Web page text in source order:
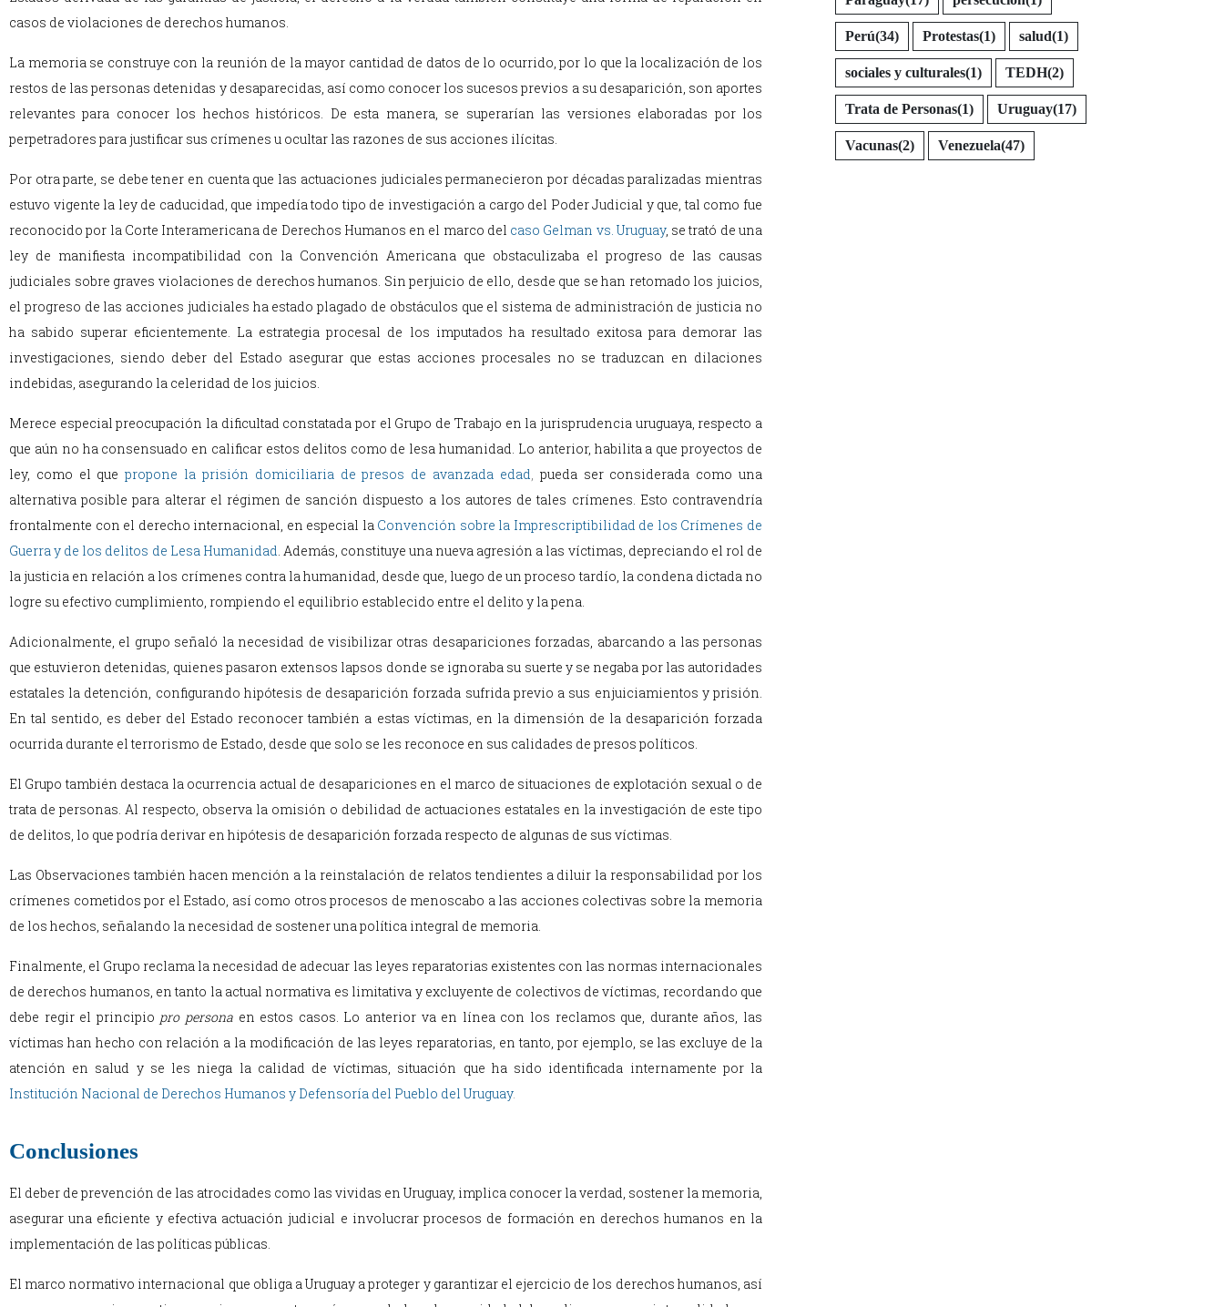
casos de violaciones de derechos humanos.
La memoria se construye con la reunión de la mayor cantidad de datos de lo ocurrido, por lo que la localización de los
restos de las personas detenidas y desaparecidas, así como conocer los sucesos previos a su desaparición, son aportes
relevantes para conocer los hechos históricos. De esta manera, se superarían las versiones elaboradas por los
perpetradores para justificar sus crímenes u ocultar las razones de sus acciones ilícitas.
Por otra parte, se debe tener en cuenta que las actuaciones judiciales permanecieron por décadas paralizadas mientras
estuvo vigente la ley de caducidad, que impedía todo tipo de investigación a cargo del Poder Judicial y que, tal como fue
reconocido por la Corte Interamericana de Derechos Humanos en el marco del caso Gelman vs. Uruguay, se trató de una
ley de manifiesta incompatibilidad con la Convención Americana que obstaculizaba el progreso de las causas
judiciales sobre graves violaciones de derechos humanos. Sin perjuicio de ello, desde que se han retomado los juicios,
el progreso de las acciones judiciales ha estado plagado de obstáculos que el sistema de administración de justicia no
ha sabido superar eficientemente. La estrategia procesal de los imputados ha resultado exitosa para demorar las
investigaciones, siendo deber del Estado asegurar que estas acciones procesales no se traduzcan en dilaciones
indebidas, asegurando la celeridad de los juicios.
Merece especial preocupación la dificultad constatada por el Grupo de Trabajo en la jurisprudencia uruguaya, respecto a
que aún no ha consensuado en calificar estos delitos como de lesa humanidad. Lo anterior, habilita a que proyectos de
ley, como el que propone la prisión domiciliaria de presos de avanzada edad
pueda ser considerada como una
alternativa posible para alterar el régimen de sanción dispuesto a los autores de tales crímenes. Esto contravendría
frontalmente con el derecho internacional, en especial la Convención sobre la Imprescriptibilidad de los Crímenes de
Guerra y de los delitos de Lesa Humanidad . Además, constituye una nueva agresión a las víctimas, depreciando el rol de
la justicia en relación a los crímenes contra la humanidad, desde que, luego de un proceso tardío, la condena dictada no
logre su efectivo cumplimiento, rompiendo el equilibrio establecido entre el delito y la pena.
Adicionalmente, el grupo señaló la necesidad de visibilizar otras desapariciones forzadas, abarcando a las personas
que estuvieron detenidas, quienes pasaron extensos lapsos donde se ignoraba su suerte y se negaba por las autoridades
estatales la detención, configurando hipótesis de desaparición forzada sufrida previo a sus enjuiciamientos y prisión.
En tal sentido, es deber del Estado reconocer también a estas víctimas, en la dimensión de la desaparición forzada
ocurrida durante el terrorismo de Estado, desde que solo se les reconoce en sus calidades de presos políticos.
El Grupo también destaca la ocurrencia actual de desapariciones en el marco de situaciones de explotación sexual o de
trata de personas. Al respecto, observa la omisión o debilidad de actuaciones estatales en la investigación de este tipo
de delitos, lo que podría derivar en hipótesis de desaparición forzada respecto de algunas de sus víctimas.
Las Observaciones también hacen mención a la reinstalación de relatos tendientes a diluir la responsabilidad por los
crímenes cometidos por el Estado, así como otros procesos de menoscabo a las acciones colectivas sobre la memoria
de los hechos, señalando la necesidad de sostener una política integral de memoria.
Finalmente, el Grupo reclama la necesidad de adecuar las leyes reparatorias existentes con las normas internacionales
de derechos humanos, en tanto la actual normativa es limitativa y excluyente de colectivos de víctimas, recordando que
debe regir el principio pro persona en estos casos. Lo anterior va en línea con los reclamos que, durante años, las
víctimas han hecho con relación a la modificación de las leyes reparatorias, en tanto, por ejemplo, se las excluye de la
atención en salud y se les niega la calidad de víctimas, situación que ha sido identificada internamente por la
Institución Nacional de Derechos Humanos y Defensoría del Pueblo del Uruguay.
Conclusiones
El deber de prevención de las atrocidades como las vividas en Uruguay, implica conocer la verdad, sostener la memoria,
asegurar una eficiente y efectiva actuación judicial e involucrar procesos de formación en derechos humanos en la
implementación de las políticas públicas.
El marco normativo internacional que obliga a Uruguay a proteger y garantizar el ejercicio de los derechos humanos, así
Perú(34) Protestas(1) salud(1)
sociales y culturales(1) TEDH(2)
Trata de Personas(1) Uruguay(17)
Vacunas(2) Venezuela(47)